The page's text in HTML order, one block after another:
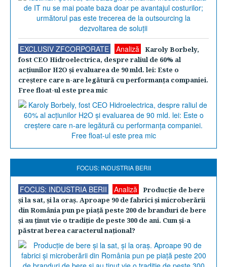
EXCLUSIV ZFCORPORATE Analiză
Karoly Borbely,
fost CEO Hidroelectrica, despre raliul de 60% al
acţiunilor H2O şi evaluarea de 90 mld. lei: Este o
creştere care n-are legătură cu performanţa companiei.
Free float-ul este prea mic
FOCUS: INDUSTRIA BERII
FOCUS: INDUSTRIA BERII Analiză
Producţie de bere
şi la sat, şi la oraş. Aproape 90 de fabrici şi microberării
din România pun pe piaţă peste 200 de branduri de bere
şi au ţinut vie o tradiţie de peste 300 de ani. Cum şi-a
păstrat berea caracterul naţional?